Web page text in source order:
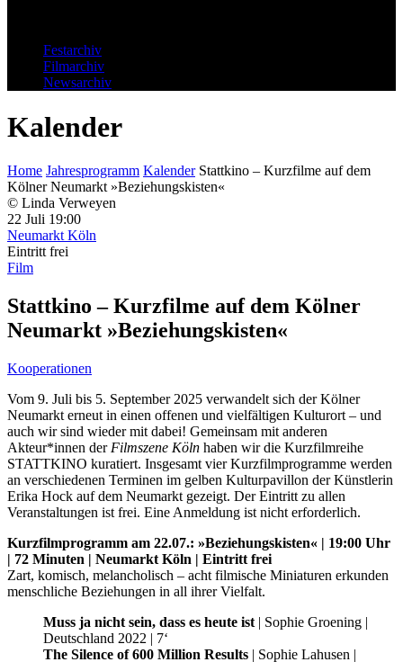
Festarchiv
Filmarchiv
Newsarchiv
Kalender
Home Jahresprogramm Kalender Stattkino – Kurzfilme auf dem
Kölner Neumarkt »Beziehungskisten«
© Linda Verweyen
22 Juli 19:00
Neumarkt Köln
Eintritt frei
Film
Stattkino – Kurzfilme auf dem Kölner
Neumarkt »Beziehungskisten«
Kooperationen
Vom 9. Juli bis 5. September 2025 verwandelt sich der Kölner
Neumarkt erneut in einen offenen und vielfältigen Kulturort – und
auch wir sind wieder mit dabei! Gemeinsam mit anderen
Akteur*innen der Filmszene Köln haben wir die Kurzfilmreihe
STATTKINO kuratiert. Insgesamt vier Kurzfilmprogramme werden
an verschiedenen Terminen im gelben Kulturpavillon der Künstlerin
Erika Hock auf dem Neumarkt gezeigt. Der Eintritt zu allen
Veranstaltungen ist frei. Eine Anmeldung ist nicht erforderlich.
Kurzfilmprogramm am 22.07.: »Beziehungskisten« | 19:00 Uhr
| 72 Minuten | Neumarkt Köln | Eintritt frei
Zart, komisch, melancholisch – acht filmische Miniaturen erkunden
menschliche Beziehungen in all ihrer Vielfalt.
Muss ja nicht sein, dass es heute ist | Sophie Groening |
Deutschland 2022 | 7‘
The Silence of 600 Million Results | Sophie Lahusen |